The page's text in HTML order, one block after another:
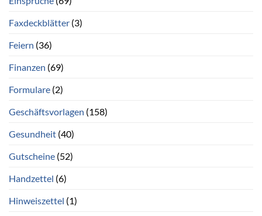
Faxdeckblätter (3)
Feiern (36)
Finanzen (69)
Formulare (2)
Geschäftsvorlagen (158)
Gesundheit (40)
Gutscheine (52)
Handzettel (6)
Hinweiszettel (1)